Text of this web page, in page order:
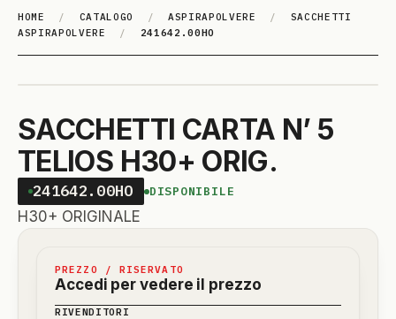
HOME / CATALOGO / ASPIRAPOLVERE /
SACCHETTI
ASPIRAPOLVERE
/ 241642.00HO
SACCHETTI CARTA N’ 5
TELIOS H30+ ORIG.
241642.00HO DISPONIBILE
H30+ ORIGINALE
PREZZO / RISERVATO
Accedi per vedere il prezzo
RIVENDITORI